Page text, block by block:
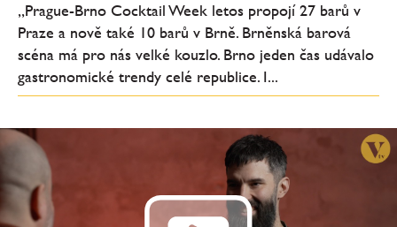
„Prague-Brno Cocktail Week letos propojí 27 barů v
Praze a nově také 10 barů v Brně. Brněnská barová
scéna má pro nás velké kouzlo. Brno jeden čas udávalo
gastronomické trendy celé republice. I...